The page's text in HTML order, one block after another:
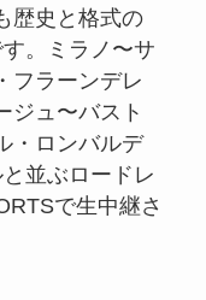
歴史と格式の
。ミラノ〜サ
フラーンデレ
ジュ〜バスト
・ロンバルデ
並ぶロードレ
で生中継さ